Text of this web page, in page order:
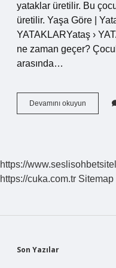
yataklar üretilir. Bu
üretilir. Yaşa Göre |
YATAKLARYataş ›
ne zaman geçer?
arasında…
Devamını okuyun
Yatağı
https://
https://cuka.com.tr Sitemap
Sidebar
Son Yazılar